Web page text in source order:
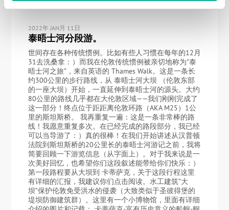
2022年 JAN月 11日
泰晤士河分段游。
世间存在各种传统惯例。比如有些人习惯在每年的12月
31去洗桑拿：）而我在伦敦传统惯例被亲切地称为”泰
晤士河之旅”，来自英语的 Thames Walk。这是一条长
约300公里的步行路线，从 泰晤士河大坝 （伦敦东部
的一座大坝）开始，一直延伸到泰晤士河的源头。大约
80公里的路线几乎都在大伦敦区域——我们刚刚完成了
这一部分！终点位于距距离伦敦环路（AKA M25）1公
里的斯坦斯桥。 我再重复一遍：这是一条非常棒的路
线！我愿意重复多次。在已经完成的路段部分，我已经
可以当导游了：）真的很棒！在我们开始讲述从汉普顿
法院到斯坦斯桥的20公里长的泰晤士河游记之前，我将
简要回顾一下游览信息（从字面上）。对于我来说是一
次美好回忆，也希望你们这段叙述能带给你们快乐：）
第一段路程要从大坝到 卡蒂萨克，关于这段行程这里
有详细的汇报，我建议你们点击阅读。水工建筑”大
坝”保护伦敦免受洪水的侵袭（大致类似于圣彼得堡的
堤坝防御建筑群）。这里有一个小博物馆，里面有详细